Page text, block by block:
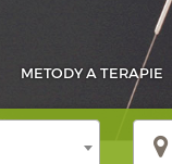
METODYA TERAPIE